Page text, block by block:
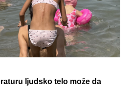
ljudsko telo može da